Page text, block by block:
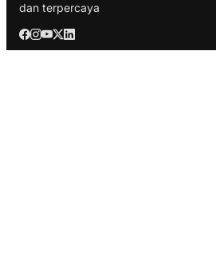
dan terpercaya